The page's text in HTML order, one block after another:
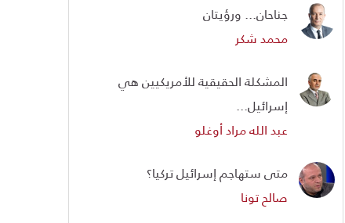
جناحان... ورؤيتان
محمد شكر
المشكلة الحقيقية للأمريكيين هي
إسرائيل...
عبد الله مراد أوغلو
متى ستهاجم إسرائيل تركيا؟
صالح تونا